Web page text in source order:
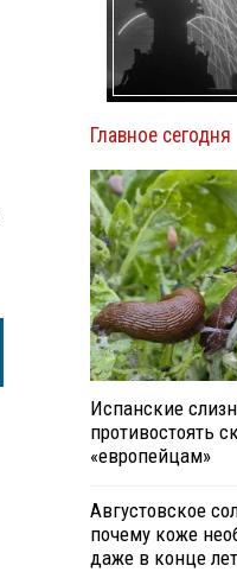
Главное сегодня
Испанские
противостоять
«европейцам»
Августовское
почему коже
даже в конце